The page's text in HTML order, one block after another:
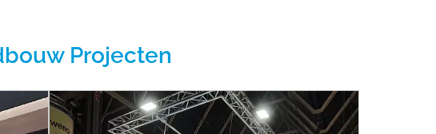
Projecten